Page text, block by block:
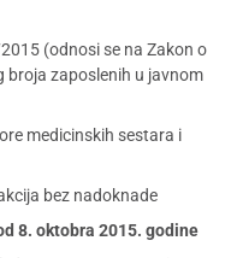
(odnosi se na Zakon o
broja zaposlenih u javnom
medicinskih sestara i
bez nadoknade
8. oktobra 2015. godine